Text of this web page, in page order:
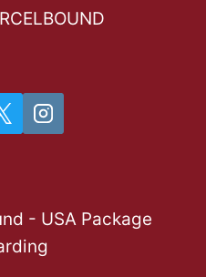
- USA Package